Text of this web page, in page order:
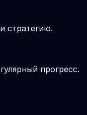
стратегию.
прогресс.